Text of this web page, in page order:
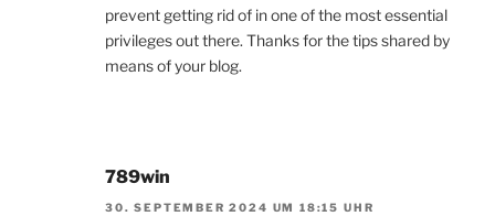
prevent getting rid of in one of the most essential
privileges out there. Thanks for the tips shared by
means of your blog.
789win
30. SEPTEMBER 2024 UM 18:15 UHR